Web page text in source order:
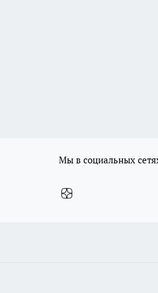
Мы в социальных